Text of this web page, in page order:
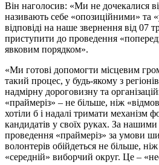
Він наголосив: «Ми не дочекалися
називають себе «опозиційними» та
відповіді на наше звернення від 07
приступити до проведення
явковим порядком».
«Ми готові допомогти місцевим
такий процес, у будь-якому з
надмірну дороговизну та
«праймеріз» – не більше, ніж
хотіли б і надалі тримати механізм
кандидатів у своїх руках. За
проведення «праймеріз» за умови
волонтерів обійдеться не більше,
«середній» виборчий округ. Це –